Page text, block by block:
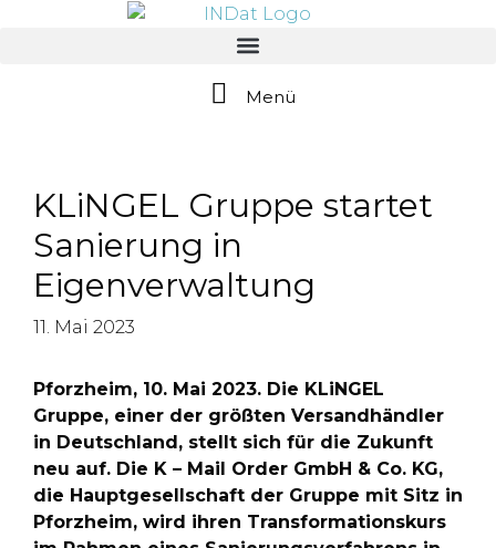
Menü
KLiNGEL Gruppe startet
Sanierung in
Eigenverwaltung
11. Mai 2023
Pforzheim, 10. Mai 2023. Die KLiNGEL
Gruppe, einer der größten Versandhändler
in Deutschland, stellt sich für die Zukunft
neu auf. Die K – Mail Order GmbH & Co. KG,
die Hauptgesellschaft der Gruppe mit Sitz in
Pforzheim, wird ihren Transformationskurs